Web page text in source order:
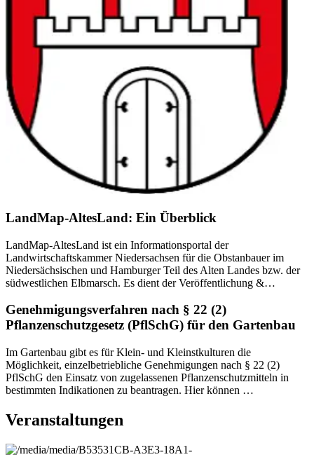
LandMap-AltesLand: Ein Überblick
LandMap-AltesLand ist ein Informationsportal der
Landwirtschaftskammer Niedersachsen für die Obstanbauer im
Niedersächsischen und Hamburger Teil des Alten Landes bzw. der
südwestlichen Elbmarsch. Es dient der Veröffentlichung &…
Genehmigungsverfahren nach § 22 (2)
Pflanzenschutzgesetz (PflSchG) für den Gartenbau
Im Gartenbau gibt es für Klein- und Kleinstkulturen die
Möglichkeit, einzelbetriebliche Genehmigungen nach § 22 (2)
PflSchG den Einsatz von zugelassenen Pflanzenschutzmitteln in
bestimmten Indikationen zu beantragen. Hier können …
Veranstaltungen